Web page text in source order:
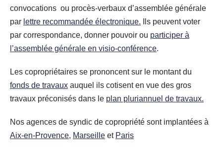
convocations ou procès-verbaux d’assemblée générale
par lettre recommandée électronique. Ils peuvent voter
par correspondance, donner pouvoir ou participer à
l’assemblée générale en visio-conférence.
Les copropriétaires se prononcent sur le montant du
fonds de travaux auquel ils cotisent en vue des gros
travaux préconisés dans le plan pluriannuel de travaux.
Nos agences de syndic de copropriété sont implantées à
Aix-en-Provence, Marseille et Paris